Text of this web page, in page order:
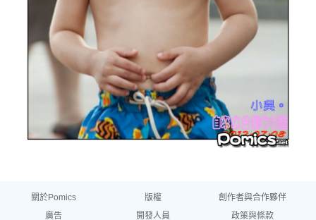
關於Pomics 版權
創作者與合作夥伴
廣告
開發人員 政策與條款